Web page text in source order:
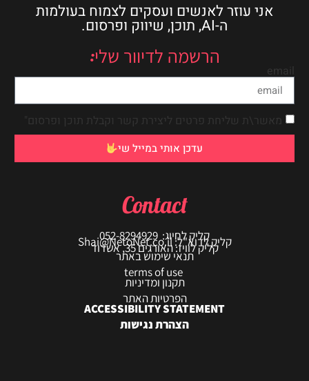
אני עוזר לאנשים ועסקים לצמוח בעולמות
ה-AI, תוכן, שיווק ופרסום.
הרשמה לדיוור שלי:
email
מאשר\ת שליחת פרטים ליצירת קשר וקבלת תוכן ופרסום"
עדכן אותי במייל שי
Contact
קליק לחיוג: 052-8294929
קליק לדוא"ל: Shai@NetoNet.co.il
קליק לוויז: האורגים 35, אשדוד
תנאי שימוש באתר
תקנון ומדיניות
הפרטיות האתר
ACCESSIBILITY STATEMENT
הצהרת נגישות